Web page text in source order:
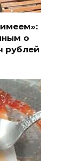
о
рублей